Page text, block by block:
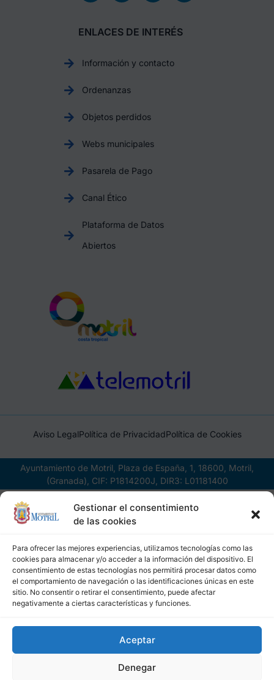
Gestionar el consentimiento
de las cookies
Para ofrecer las mejores experiencias, utilizamos tecnologías como las
cookies para almacenar y/o acceder a la información del dispositivo. El
consentimiento de estas tecnologías nos permitirá procesar datos como
el comportamiento de navegación o las identificaciones únicas en este
sitio. No consentir o retirar el consentimiento, puede afectar
negativamente a ciertas características y funciones.
Aceptar
Denegar
ENLACES DE INTERÉS
Información y contacto
Ordenanzas
Objetos perdidos
Webs municipales
Pasarela de Pago
Canal Ético
Plataforma de Datos
Abiertos
Aviso LegalPolítica de PrivacidadPolítica de Cookies
Ayuntamiento de Motril, Plaza de España, 1, 18600, Motril,
(Granada), CIF: P1814200J, DIR3: L01181400